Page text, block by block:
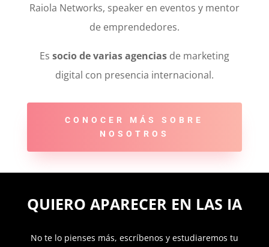
Raiola Networks, speaker en eventos y mentor
de emprendedores.
Es socio de varias agenciasde marketing
digital con presencia internacional.
CONOCER MÁS SOBRE
NOSOTROS
QUIERO APARECER EN LAS IA
No te lo pienses más, escríbenos y estudiaremos tu